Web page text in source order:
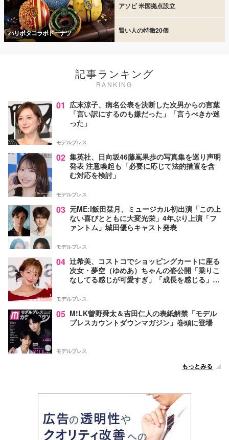
ハリポタコラボドーナツ
アソビ 米国拠点設立
賢い人の特徴20個
記事ランキング
RANKING
01 広末涼子、病名公表を決断した次男からの言葉
「言い訳にするのも嫌だった」「言うべきか迷
った」
モデルプレス
02 集英社、日向坂46藤嶌果歩の写真集を巡り声明
発表 注意喚起も「必要に応じて法的措置を含
む対応を検討」
モデルプレス
03 元ME:I飯田栞月、ミュージカル初出演「この上
ない喜びとともに大変光栄」4年ぶり上演「フ
ァントム」城田優らキャスト発表
モデルプレス
04 辻希美、コストコでショッピングカートに座る
次女・夢空（ゆめあ）ちゃんの姿公開「乗りこ
なしてる感じが可愛すぎ」「成長を感じる」の
モデルプレス
05 M!LK曽野舜太＆吉田仁人の表紙解禁「モデル
プレスカウントダウンマガジン」巻頭に登場
モデルプレス
もっとみる